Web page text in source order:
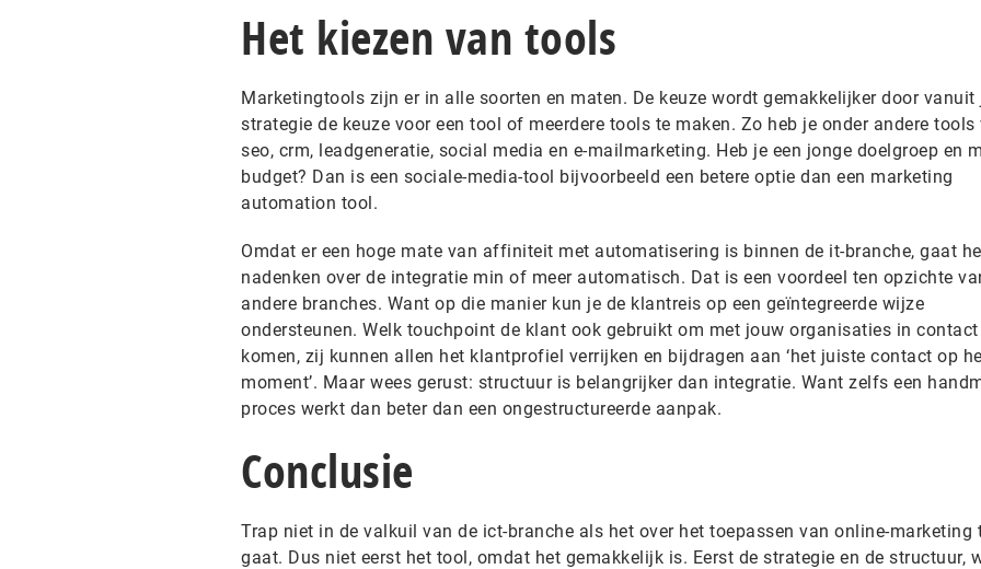
Het kiezen van tools
Marketingtools zijn er in alle soorten en maten. De keuze wordt gemakkelijker door vanuit
strategie de keuze voor een tool of meerdere tools te maken. Zo heb je onder andere tools
seo, crm, leadgeneratie, social media en e-mailmarketing. Heb je een jonge doelgroep en
budget? Dan is een sociale-media-tool bijvoorbeeld een betere optie dan een marketing
automation tool.
Omdat er een hoge mate van affiniteit met automatisering is binnen de it-branche, gaat
nadenken over de integratie min of meer automatisch. Dat is een voordeel ten opzichte
andere branches. Want op die manier kun je de klantreis op een geïntegreerde wijze
ondersteunen. Welk touchpoint de klant ook gebruikt om met jouw organisaties in
komen, zij kunnen allen het klantprofiel verrijken en bijdragen aan ‘het juiste contact op
moment’. Maar wees gerust: structuur is belangrijker dan integratie. Want zelfs een
proces werkt dan beter dan een ongestructureerde aanpak.
Conclusie
Trap niet in de valkuil van de ict-branche als het over het toepassen van online-marketing
gaat. Dus niet eerst het tool, omdat het gemakkelijk is. Eerst de strategie en de structuur,